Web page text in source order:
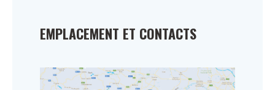
EMPLACEMENT ET CONTACTS